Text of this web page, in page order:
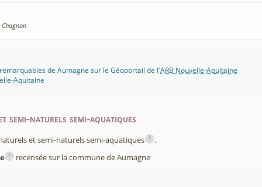
Chagnon
de Aumagne sur le Géoportail de l'ARB Nouvelle-Aquitaine
Aquitaine
naturels semi-aquatiques
et semi-naturels semi-aquatiques i
.
i recensée sur la commune de Aumagne